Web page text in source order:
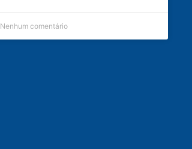
Nenhum comentário